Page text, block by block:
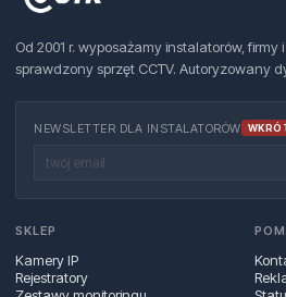
Od 2001 r. wyposażamy instalatorów,
sprawdzony sprzęt CCTV. Autoryzowany
NEWSLETTER DLA INSTALATORÓW
SKLEP
Kamery IP
Rejestratory